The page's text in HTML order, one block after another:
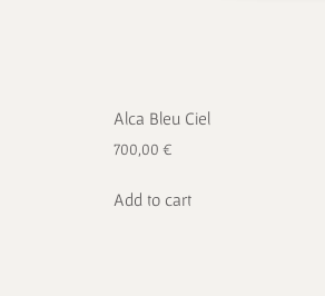
Alca Bleu Ciel
700,00 €
Add to cart